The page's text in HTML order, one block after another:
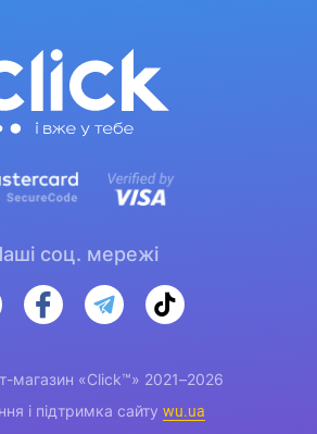
соц. мережі
магазин «Click™» 2021–2026
і підтримка сайту wu.ua